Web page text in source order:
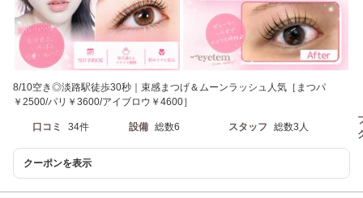
8/10空き◎淡路駅徒歩30秒｜束感まつげ＆ムーンラッシュ人気［まつパ
￥2500/パリ￥3600/アイブロウ￥4600］
口コミ 34件 設備 総数6 スタッフ 総数3人
クーポンを表示